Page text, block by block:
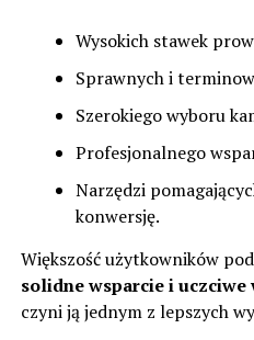
Wysokich stawek
Sprawnych i
Szerokiego wyboru
Profesjonalnego
Narzędzi
konwersję.
Większość użytkowników
solidne wsparcie i uczciwe
czyni ją jednym z lepszych